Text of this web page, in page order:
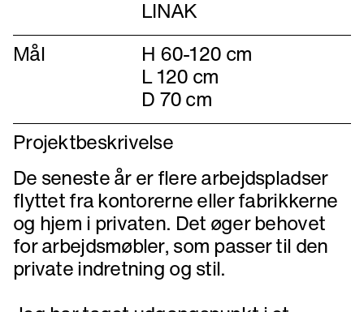
De seneste år er flere arbejdspladser
flyttet fra kontorerne eller fabrikkerne
og hjem i privaten. Det øger behovet
for arbejdsmøbler, som passer til den
private indretning og stil.
Jeg har taget udgangspunkt i et
klassisk
hæve-sænke-bord og pakket det ind i
træ. Den designmæssige udfordring
har været at nedtone det
fabriksfremstillede aktuatorsystem,
men stadig at bibeholde dets funktion.